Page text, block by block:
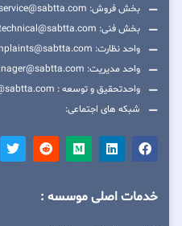
بخش فروش: service@sabtta.com
بخش فنی: technical@sabtta.com
واحد نظارت: complaints@sabtta.com
واحد مدیریت: manager@sabtta.com
واحدتحقیق و توسعه : backend@sabtta.com
شبکه های اجتماعی:
خدمات اصلی موسسه :